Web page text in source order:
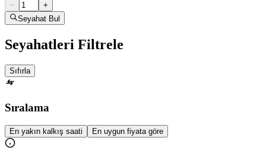
−
+
Seyahat Bul
Seyahatleri Filtrele
Sıfırla
Sıralama
En yakın kalkış saati En uygun fiyata göre